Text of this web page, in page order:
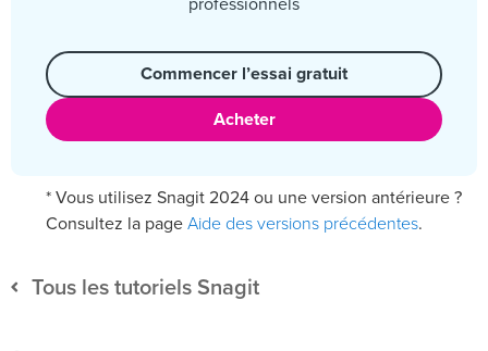
professionnels
Commencer l’essai gratuit
Acheter
* Vous utilisez Snagit 2024 ou une version antérieure ?
Consultez la page Aide des versions précédentes.
Tous les tutoriels Snagit